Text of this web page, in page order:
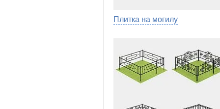
Плитка на могилу